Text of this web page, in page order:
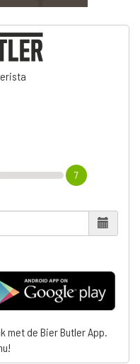
7
met de Bier Butler App.